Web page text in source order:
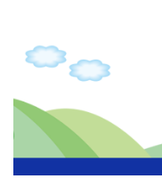
岩手
長野 飯田
兵庫 2026.04.29
2026.06.06